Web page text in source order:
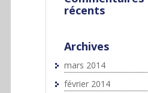
récents
Archives
mars 2014
février 2014